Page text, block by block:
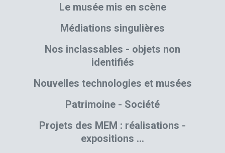
Le musée mis en scène
Médiations singulières
Nos inclassables - objets non
identifiés
Nouvelles technologies et musées
Patrimoine - Société
Projets des MEM : réalisations -
expositions …